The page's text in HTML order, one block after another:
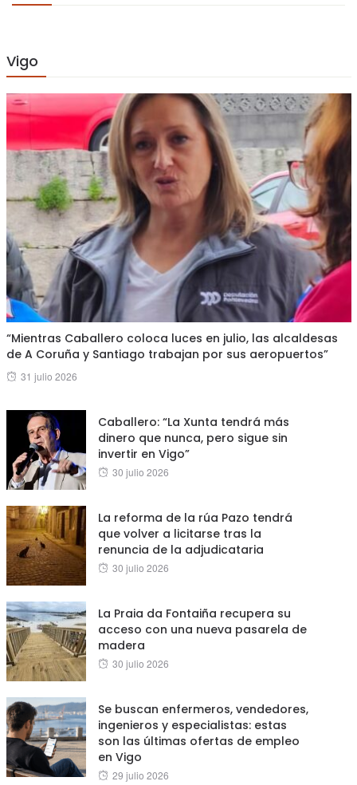
Vigo
“Mientras Caballero coloca luces en julio, las alcaldesas
de A Coruña y Santiago trabajan por sus aeropuertos”
Posted
31 julio 2026
Caballero: “La Xunta tendrá más
dinero que nunca, pero sigue sin
invertir en Vigo”
Posted
30 julio 2026
La reforma de la rúa Pazo tendrá
que volver a licitarse tras la
renuncia de la adjudicataria
Posted
30 julio 2026
La Praia da Fontaiña recupera su
acceso con una nueva pasarela de
madera
Posted
30 julio 2026
Se buscan enfermeros, vendedores,
ingenieros y especialistas: estas
son las últimas ofertas de empleo
en Vigo
Posted
29 julio 2026